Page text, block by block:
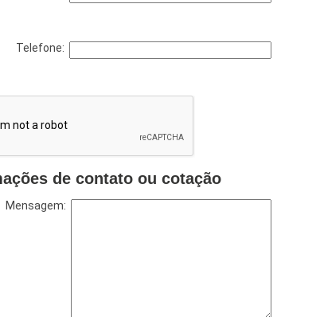
Telefone:
de contato ou cotação
Mensagem: